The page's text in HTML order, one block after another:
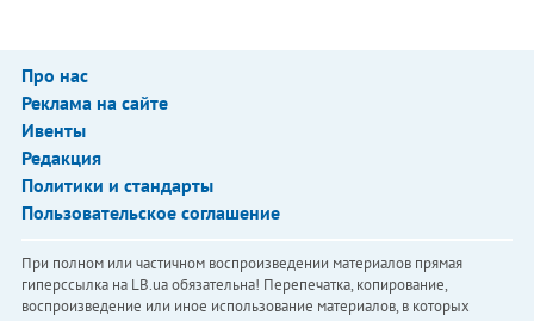
Про нас
Реклама на сайте
Ивенты
Редакция
Политики и стандарты
Пользовательское соглашение
При полном или частичном воспроизведении материалов прямая
гиперссылка на LB.ua обязательна! Перепечатка, копирование,
воспроизведение или иное использование материалов, в которых